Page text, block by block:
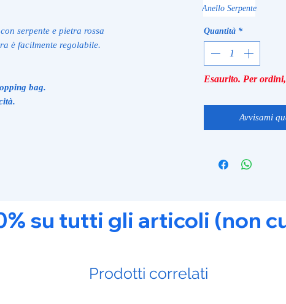
serpente e pietra rossa
è facilmente regolabile.
bag.
Anello Serpente
Quantità *
Esaurito. Per
Avvisami
su tutti gli articoli (non
Prodotti correlati